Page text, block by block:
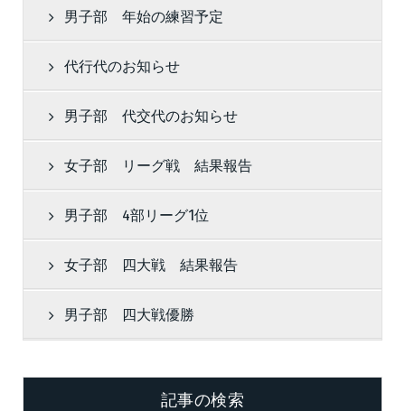
男子部 年始の練習予定
代行代のお知らせ
男子部 代交代のお知らせ
女子部 リーグ戦 結果報告
男子部 4部リーグ1位
女子部 四大戦 結果報告
男子部 四大戦優勝
記事の検索